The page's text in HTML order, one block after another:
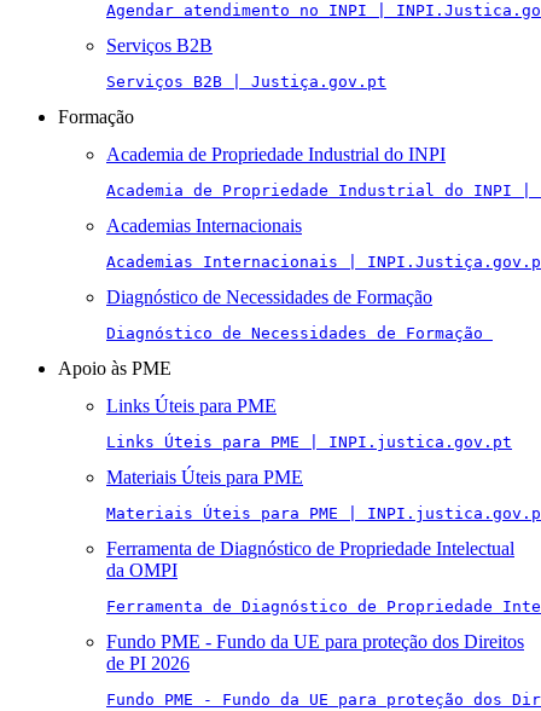
Agendar atendimento no INPI |
Serviços B2B
Serviços B2B | Justiça.gov.pt
Formação
Academia de Propriedade Industrial do INPI
Academia de Propriedade Industrial do INPI
Academias Internacionais
Academias Internacionais |
Diagnóstico de Necessidades de Formação
Diagnóstico de Necessidades de Formação
Apoio às PME
Links Úteis para PME
Links Úteis para PME | INPI.justica.gov.pt
Materiais Úteis para PME
Materiais Úteis para PME |
Ferramenta de Diagnóstico de Propriedade Intelectual
da OMPI
Ferramenta de Diagnóstico de Propriedade
Fundo PME - Fundo da UE para proteção dos Direitos
de PI 2026
Fundo PME - Fundo da UE para proteção